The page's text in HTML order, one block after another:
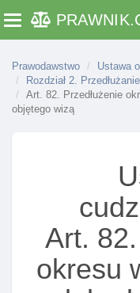
Toggle navigation
PRAWNIK
Prawodawstwo Ustawa
Rozdział 2.
Art. 82. Przedłużenie
objętego wizą
Art.
okresu
Art. 64a.
Art. 65.
Art. 66.
wydawania wiz
Art. 66a.
Art. 67.
opinię w
Art. 68. Opinia
wydania wizy
państwa
Art. 69.
schengen